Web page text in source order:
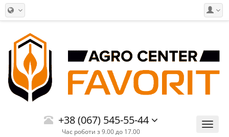
Меню
+38 (067) 545-55-44
Час роботи з 9.00 до 17.00